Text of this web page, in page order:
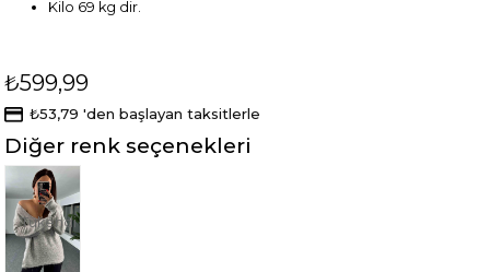
Kilo 69 kg dir.
₺599,99
₺53,79 'den başlayan taksitlerle
Diğer renk seçenekleri
Tükendi